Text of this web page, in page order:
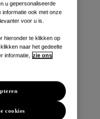
u gepersonaliseerde
informatie ook met onze
voor u is.
hieronder te klikken op
naar het gedeelte
informatie, zie ons
cookies